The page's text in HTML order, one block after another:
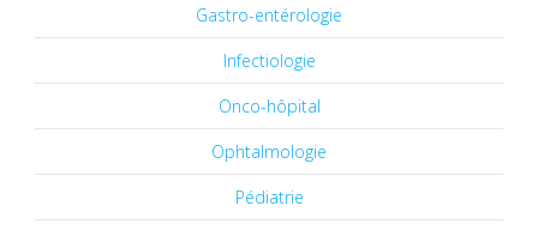
Gastro-entérologie
Infectiologie
Onco-hôpital
Ophtalmologie
Pédiatrie